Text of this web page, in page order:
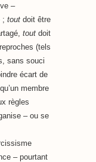
–
; tout doit être
tout doit
(tels
sans souci
écart de
membre
règles
– ou se
– pourtant